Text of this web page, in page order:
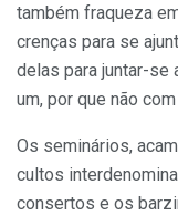
também fraqueza
crenças para se
delas para juntar-se
um, por que não
Os seminários,
cultos
consertos e os